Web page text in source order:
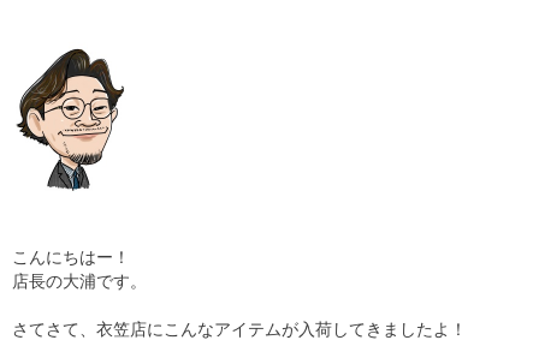
こんにちはー！
店長の大浦です。
さてさて、衣笠店にこんなアイテムが入荷してきましたよ！